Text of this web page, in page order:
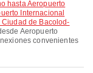
Internacional
de Bacolod-
Aeropuerto
convenientes